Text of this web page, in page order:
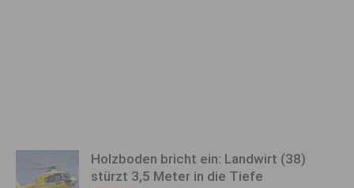
Holzboden bricht ein: Landwirt (38)
stürzt 3,5 Meter in die Tiefe